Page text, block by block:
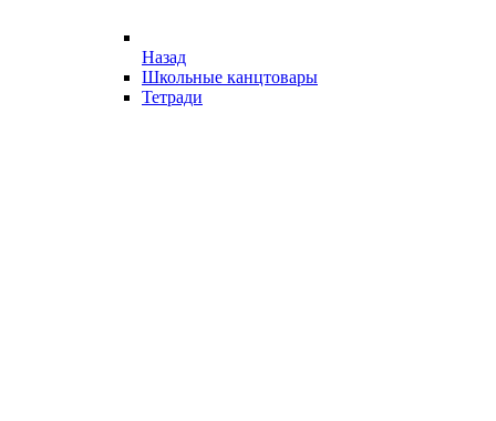
Назад
Школьные канцтовары
Тетради